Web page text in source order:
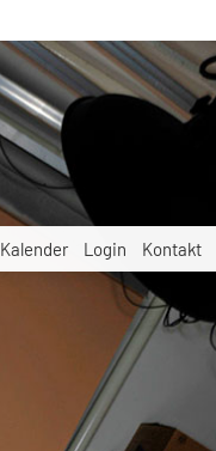
Kalender Login Kontakt